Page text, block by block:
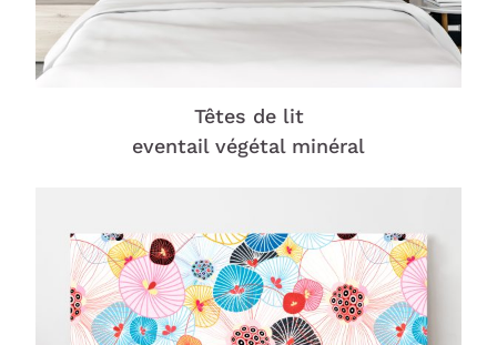
Têtes de lit
eventail végétal minéral